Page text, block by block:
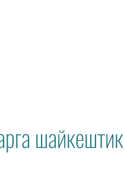
шайкештик